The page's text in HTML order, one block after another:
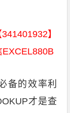
】
备的效率利
才是查